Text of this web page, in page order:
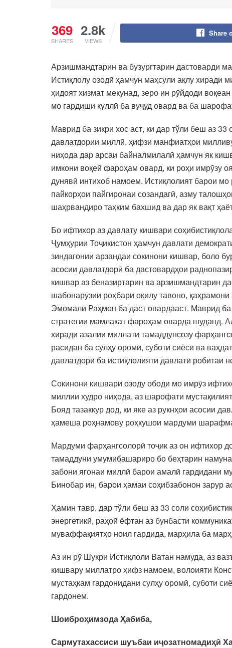
369
SHARES
2.8k
VIEWS
Share
Арзишмандтарин ва бузургтарин дастоварди
Истиқлолу озодӣ ҳамчун маҳсули ақлу хиради
ҳидоят хизмат мекунад, зеро ин рӯйдоди
мо гардиши куллӣ ба вуҷуд овард ва ба
Маврид ба зикри хос аст, ки дар тўли беш аз
давлатдории миллӣ, ҳифзи манфиатҳои
ниҳода дар арсаи байналмилалӣ ҳамчун як
имкони воқеӣ фароҳам овард, ки роҳи имрӯзу
дунявӣ интихоб намоем. Истиқлолият барои
пайкорҳои пайгиронаи созандагӣ, азму
шаҳрвандиро таҳким бахшид ва дар як вақт
Бо ифтихор аз давлату кишвари
Ҷумҳурии Тоҷикистон ҳамчун давлати
зиндагонии арзандаи сокинони кишвар, боло
асосии давлатдорӣ ба дастовардҳои
кишвар аз беназиртарин ва арзишмандтарин
шабонарӯзии роҳбари оқилу тавоно,
Эмомалӣ Раҳмон ба даст овардааст. Маврид
стратегии мамлакат фароҳам оварда шуданд.
хиради азалии миллати тамаддунсозу
расидан ба сулҳу оромӣ, суботи сиёсӣ ва
давлатдорӣ ба истиқлолияти давлатӣ робитаи
Сокинони кишвари озоду ободи мо имрӯз
миллии худро ниҳода, аз шарофати
Бояд тазаккур дод, ки яке аз рукнҳои асосии
ҳамеша роҳнамову роҳкушои мардуми
Мардуми фарҳангсолорӣ тоҷик аз он ифтихор
тамаддуни умумибашариро бо беҳтарин
забони ягонаи миллӣ барои амалӣ гардидани
Бинобар ин, барои ҳамаи соҳибзабонон зарур
Ҳамин тавр, дар тўли беш аз 33 соли
энергетикӣ, раҳоӣ ёфтан аз бунбасти
муваффақиятҳо ноил гардида, марҳила ба
Аз ин рӯ Шукри Истиқлоли Ватан намуда, аз
кишвару миллатро ҳифз намоем, волоияти
мустаҳкам гардонидани сулҳу оромӣ, суботи
гардонем.
Шоиброҳимзода Ҳабиба,
Сармутахассиси шуъбаи иҷозатномадиҳӣ